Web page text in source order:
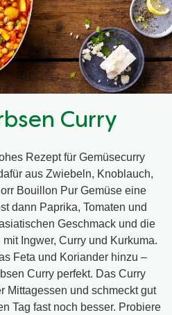
Curry
Rezept für Gemüsecurry
aus Zwiebeln, Knoblauch,
Bouillon Pur Gemüse eine
dann Paprika, Tomaten und
Geschmack und die
Ingwer, Curry und Kurkuma.
Feta und Koriander hinzu –
Curry perfekt. Das Curry
Mittagessen und schmeckt gut
Tag fast noch besser. Probiere